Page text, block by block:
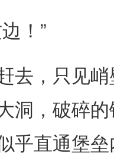
！”
，只见峭
洞，破碎
乎直通堡